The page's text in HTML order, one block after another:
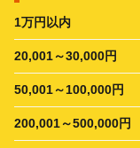
1万円以内
20,001～30,000円
50,001～100,000円
200,001～500,000円